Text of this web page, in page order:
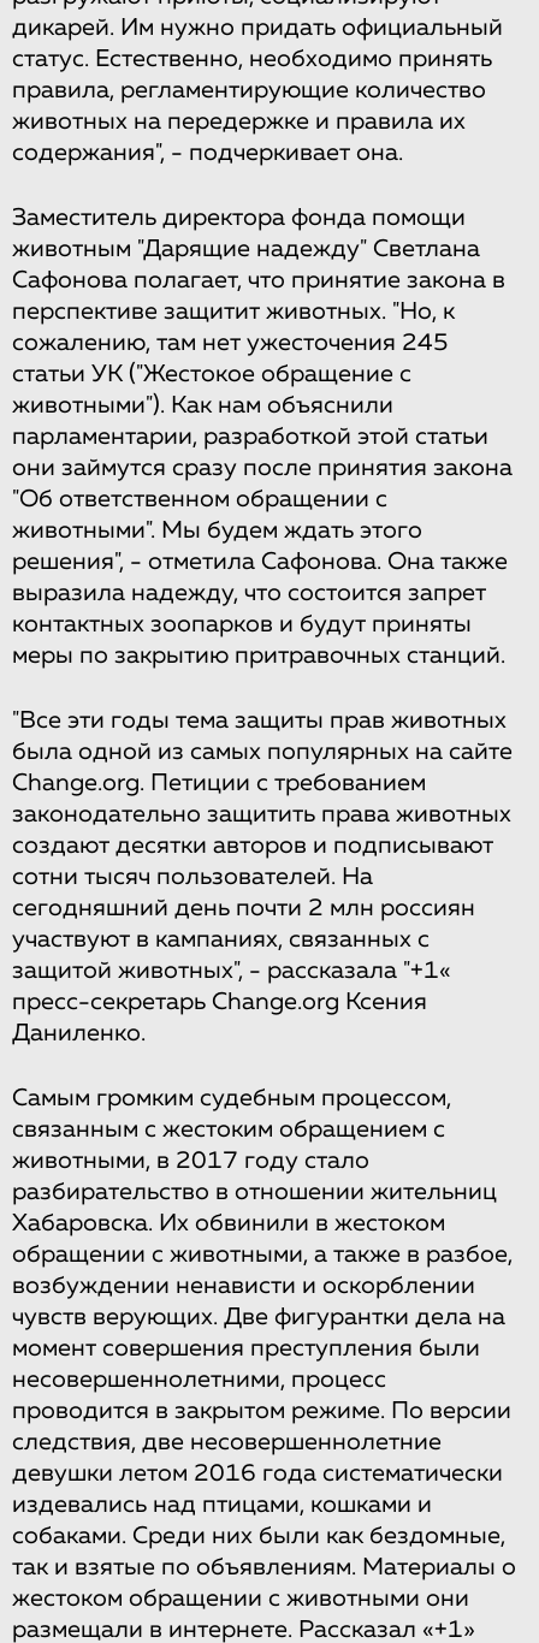
дикарей.​ ​Им​ ​нужно​ ​придать официальный​ ​
статус.​ ​Естественно,​ ​необходимо​ ​принять​ ​
правила,​ ​регламентирующие количество​ ​
животных​ ​на​ ​передержке​ ​и​ ​правила​ ​их​ ​
содержания",​ ​-​ ​подчеркивает​ ​она.
Заместитель​ ​директора​ ​фонда​ ​помощи​ ​
животным​ ​"Дарящие​ ​надежду"​ ​Светлана
Сафонова​ ​полагает,​ ​что​ ​принятие​ ​закона​ ​в​ ​
перспективе​ ​защитит​ ​животных.​ ​"Но,​ ​к
сожалению,​ ​там​ ​нет​ ​ужесточения​ ​245​ ​
статьи​ ​УК​ ​("Жестокое​ ​обращение​ ​с​ ​
животными"). Как​ ​нам​ ​объяснили​ ​
парламентарии,​ ​разработкой​ ​этой​ ​статьи​ ​
они​ ​займутся​ ​сразу​ ​после принятия​ ​закона​ ​
"Об ​ответственном​ ​обращении​ ​с​ ​
животными".​ ​Мы​ ​будем​ ​ждать​ ​этого
решения",​ ​-​ ​отметила​ ​Сафонова.​ ​Она​ ​также​ ​
выразила​ ​надежду,​ ​что​ ​состоится​ ​запрет
контактных​ ​зоопарков​ ​и​ ​будут​ ​приняты​ ​
меры​ ​по​ ​закрытию​ ​притравочных​ ​станций.
"Все​ ​эти​ ​годы​ ​тема​ ​защиты​ ​прав​ ​животных​ ​
была​ ​одной​ ​из​ ​самых​ ​популярных​ ​на сайте
Change.org.​ ​Петиции​ ​с​ ​требованием​ ​
законодательно​ ​защитить​ ​права​ ​животных
создают​ ​десятки​ ​авторов​ ​и​ ​подписывают​ ​
сотни​ ​тысяч​ ​пользователей.​ ​На​ ​
сегодняшний день​ ​почти​ ​2​ ​млн​ ​россиян​ ​
участвуют​ ​в​ ​кампаниях,​ ​связанных​ ​с​ ​
защитой​ ​животных",​ ​- рассказала​ ​"+1«​ ​
пресс-секретарь​ ​Change.org​ ​Ксения​ ​
Даниленко.
Самым​ ​громким​ ​судебным​ ​процессом,​ ​
связанным​ ​с​ ​жестоким​ ​обращением​ ​с
животными,​ ​в​ ​2017​ ​году​ ​стало​ ​
разбирательство​ ​в​ ​отношении​ ​жительниц​ ​
Хабаровска. Их​ ​обвинили​ ​в​ ​жестоком​ ​
обращении​ ​с​ ​животными,​ ​а​ ​также​ ​в​ ​разбое,​ ​
возбуждении ненависти​ ​и​ ​оскорблении​ ​
чувств​ ​верующих.​ ​Две​ ​фигурантки​ ​дела​ ​на​ ​
момент совершения​ ​преступления​ ​были​ ​
несовершеннолетними,​ ​процесс​ ​
проводится​ ​в закрытом​ ​режиме.​ ​По​ ​версии​ ​
следствия,​ ​две​ ​несовершеннолетние​ ​
девушки​ ​летом​ ​2016 года​ ​систематически​ ​
издевались​ ​над​ ​птицами,​ ​кошками​ ​и​ ​
собаками.​ ​Среди​ ​них​ ​были как​ ​бездомные,​ ​
так​ ​и​ ​взятые​ ​по​ ​объявлениям.​ ​Материалы​ ​о​ ​
жестоком​ ​обращении​ ​с животными​ ​они​ ​
размещали​ ​в​ ​интернете. Рассказал «+1»